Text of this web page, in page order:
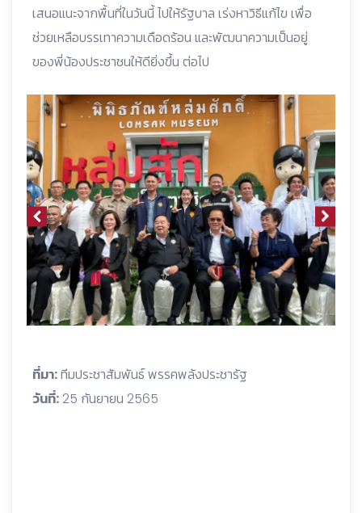
เสนอแนะจากพื้นที่ในวันนี้ ไปให้รัฐบาล เร่งหาวิธีแก้ไข เพื่อ
ช่วยเหลือบรรเทาความเดือดร้อน และพัฒนาความเป็นอยู่
ของพี่น้องประชาชนให้ดียิ่งขึ้น ต่อไป
ที่มา:ทีมประชาสัมพันธ์ พรรคพลังประชารัฐ
วันที่: 25 กันยายน 2565